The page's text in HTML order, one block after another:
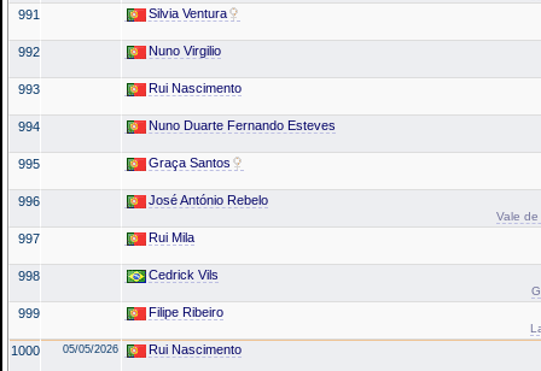
991 Silvia Ventura
992 Nuno Virgilio
993 Rui Nascimento
994 Nuno Duarte Fernando Esteves
995 Graça Santos
996 José António Rebelo
Vale de
997 Rui Mila
998 Cedrick Vils
999 Filipe Ribeiro
1000 05/05/2026 Rui Nascimento